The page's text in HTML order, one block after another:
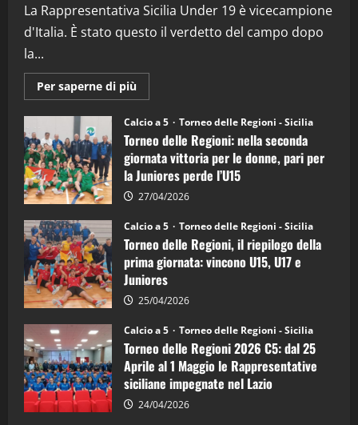
5 08/04/2026
La Rappresentativa Sicilia Under 19 è vicecampione
d'Italia. È stato questo il verdetto del campo dopo
la...
Per saperne di più
informazioni
Torneo
delle
Regioni
di
calcio
a
5:
la
Juniores
è
vicecampione
d’Italia
Calcio a 5 Torneo delle Regioni - Sicilia
Torneo delle Regioni: nella seconda
giornata vittoria per le donne, pari per
la Juniores perde l’U15
27/04/2026
Calcio a 5 Torneo delle Regioni - Sicilia
Torneo delle Regioni, il riepilogo della
prima giornata: vincono U15, U17 e
Juniores
25/04/2026
Calcio a 5 Torneo delle Regioni - Sicilia
Torneo delle Regioni 2026 C5: dal 25
Aprile al 1 Maggio le Rappresentative
siciliane impegnate nel Lazio
24/04/2026